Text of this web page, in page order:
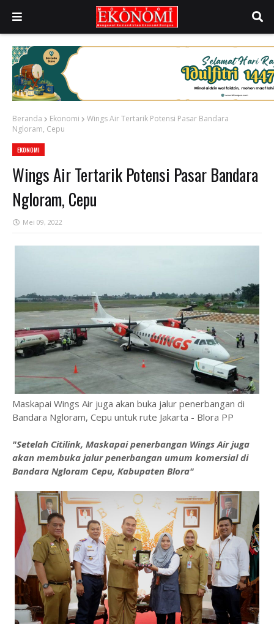
Beranda Ekonomi
Wings Air Tertarik Potensi Pasar Bandara
Ngloram, Cepu
EKONOMI
Wings Air Tertarik Potensi Pasar Bandara
Ngloram, Cepu
Mei 09, 2022
Maskapai Wings Air juga akan buka jalur penerbangan di
Bandara Ngloram, Cepu untuk rute Jakarta - Blora PP
"Setelah Citilink, Maskapai penerbangan Wings Air juga
akan membuka jalur penerbangan umum komersial di
Bandara Ngloram Cepu, Kabupaten Blora"